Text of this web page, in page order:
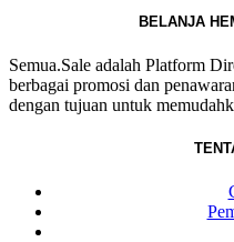
BELANJA
Semua.Sale adalah Platform
berbagai promosi dan
dengan tujuan untuk